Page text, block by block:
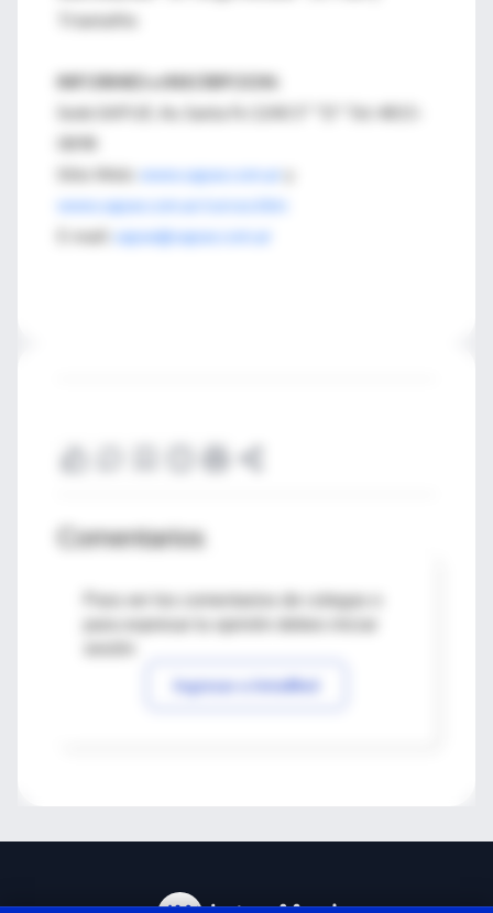
Triantafilo
INFORMES e INSCRIPCION:
Sede SAPUE: Av. Santa Fe 1240 5º "D" Tel: 4815-
0898
Sitio Web:
www.sapue.com.ar
www.sapue.com.ar/cursos.htm
E-mail:
sapue@sapue.com.ar
Comentarios
Para ver los comentarios de colegas o
Ingresar a IntraMed